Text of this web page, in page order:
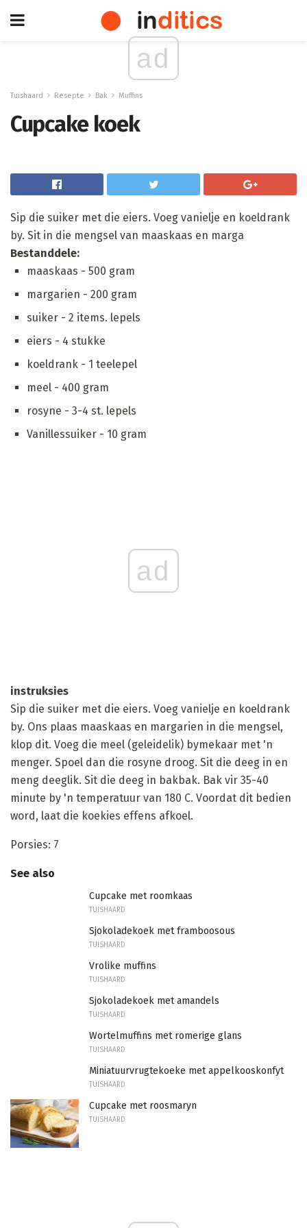
ad
Tuishaard Resepte Bak Muffins
Cupcake koek
Sip die suiker met die eiers. Voeg vanielje en koeldrank
by. Sit in die mengsel van maaskaas en marga
Bestanddele:
maaskaas - 500 gram
margarien - 200 gram
suiker - 2 items. lepels
eiers - 4 stukke
koeldrank - 1 teelepel
meel - 400 gram
rosyne - 3-4 st. lepels
Vanillessuiker - 10 gram
ad
instruksies
Sip die suiker met die eiers. Voeg vanielje en koeldrank
by. Ons plaas maaskaas en margarien in die mengsel,
klop dit. Voeg die meel (geleidelik) bymekaar met 'n
menger. Spoel dan die rosyne droog. Sit die deeg in en
meng deeglik. Sit die deeg in bakbak. Bak vir 35-40
minute by 'n temperatuur van 180 C. Voordat dit bedien
word, laat die koekies effens afkoel.
Porsies: 7
See also
Cupcake met roomkaas
TUISHAARD
Sjokoladekoek met framboosous
TUISHAARD
Vrolike muffins
TUISHAARD
Sjokoladekoek met amandels
TUISHAARD
Wortelmuffins met romerige glans
TUISHAARD
Miniatuurvrugtekoeke met appelkooskonfyt
TUISHAARD
Cupcake met roosmaryn
TUISHAARD